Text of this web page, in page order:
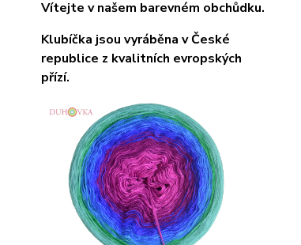
Vítejte v našem barevném obchůdku.
Klubíčka jsou vyráběna v České
republice z kvalitních evropských
přízí.